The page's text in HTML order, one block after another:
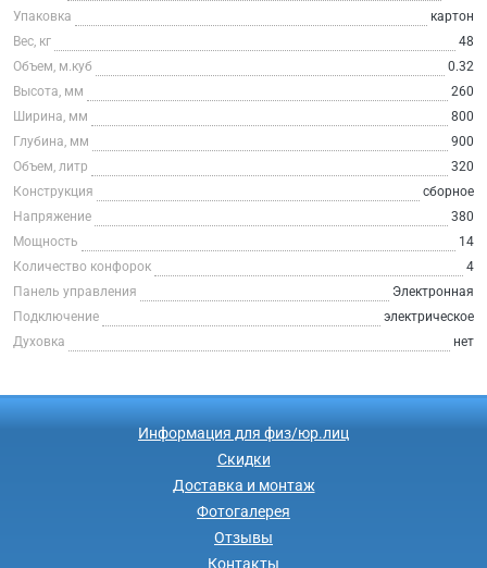
Упаковка
картон
Вес, кг
48
Объем, м.куб
0.32
Высота, мм
260
Ширина, мм
800
Глубина, мм
900
Объем, литр
320
Конструкция
сборное
Напряжение
380
Мощность
14
Количество конфорок
4
Панель управления
Электронная
Подключение
электрическое
Духовка
нет
Информация для физ/юр.лиц
Скидки
Доставка и монтаж
Фотогалерея
Отзывы
Контакты